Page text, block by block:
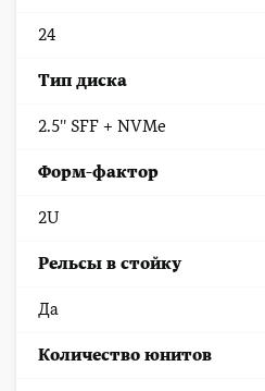
24
Тип диска
2.5'' SFF + NVMe
Форм-фактор
2U
Рельсы в стойку
Да
Количество юнитов